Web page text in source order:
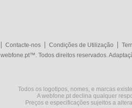
Contacte-nos Condições de Utilização
webfone.pt™. Todos direitos reservados.
Todos os logotipos, nomes, e marcas
A webfone.pt declina qualquer
Preços e especificações sujeitos a